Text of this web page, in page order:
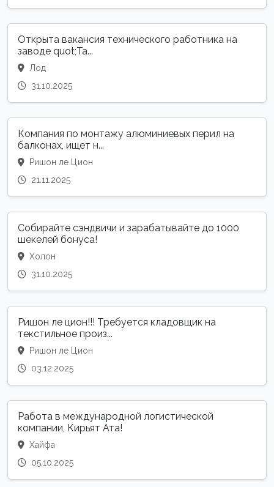
Открыта вакансия технического работника на
заводе quot;Та...
Лод
31.10.2025
Компания по монтажу алюминиевых перил на
балконах, ищет н...
Ришон ле Цион
21.11.2025
Собирайте сэндвичи и зарабатывайте до 1000
шекелей бонуса!
Холон
31.10.2025
Ришон ле цион!!! Требуется кладовщик на
текстильное произ...
Ришон ле Цион
03.12.2025
Работа в международной логистической
компании, Кирьят Ата!
Хайфа
05.10.2025